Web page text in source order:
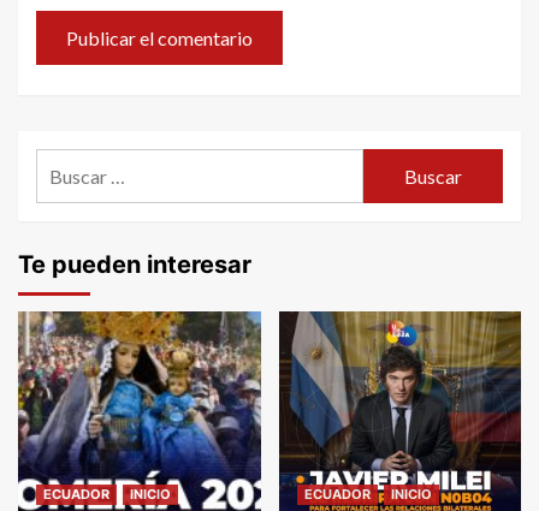
Te pueden interesar
ECUADOR
INICIO
ECUADOR
INICIO